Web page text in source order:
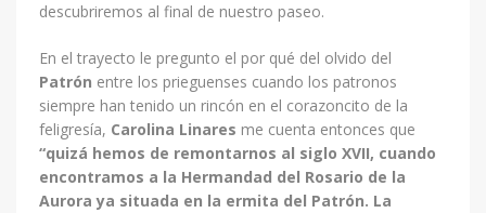
descubriremos al final de nuestro paseo.
En el trayecto le pregunto el por qué del olvido del
Patrón entre los prieguenses cuando los patronos
siempre han tenido un rincón en el corazoncito de la
feligresía, Carolina Linares me cuenta entonces que
“quizá hemos de remontarnos al siglo XVII, cuando
encontramos a la Hermandad del Rosario de la
Aurora ya situada en la ermita del Patrón. La